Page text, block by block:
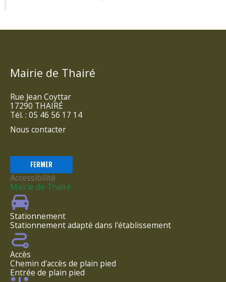
Mairie de Thairé
Rue Jean Coyttar
17290 THAIRÉ
Tél. : 05 46 56 17 14
Nous contacter
FERMER
Accessibilité
Mairie de Thairé
Stationnement
Stationnement adapté dans l'établissement
Accès
Chemin d'accès de plain pied
Entrée de plain pied